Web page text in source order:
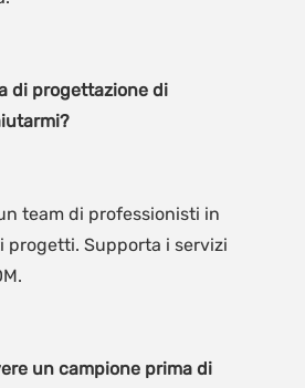
di progettazione di
prodotti. Puoi aiutarmi?
team di professionisti in
progetti. Supporta i servizi
un campione prima di